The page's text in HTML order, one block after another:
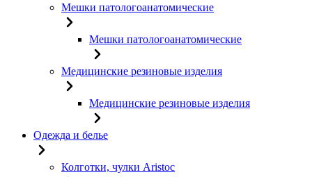
Мешки патологоанатомические
Мешки патологоанатомические
Медицинские резиновые изделия
Медицинские резиновые изделия
Одежда и белье
Колготки, чулки Aristoc